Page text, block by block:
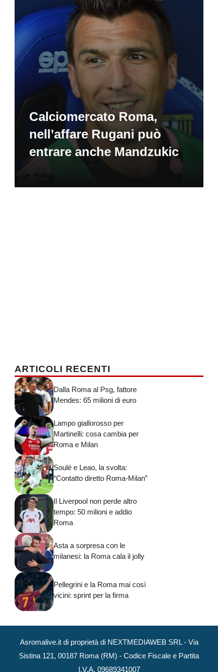
Calciomercato Roma,
nell’affare Rugani può
entrare anche Mandzukic
ARTICOLI RECENTI
Dalla Roma al Psg, fattore
Mendes: 65 milioni di euro
Lampo giallorosso per
Martinelli: cosa cambia per
Roma e Milan
Soulé e Leao, la svolta:
“Contatto diretto Roma-Milan”
Il Liverpool non perde altro
tempo: 50 milioni e addio
Roma
Asta a sorpresa con le
milanesi: la Roma cala il jolly
Pellegrini e la Roma mai così
vicini: sprint per la firma
Asromalive.it di proprietà di NEXTMEDIAWEB SRL - Via
Sistina 121, 00187 Roma (RM) - Codice Fiscale e Partita
I.V.A. 09689341007